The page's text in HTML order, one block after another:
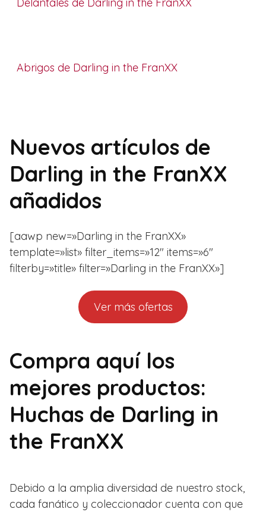
Abrigos de Darling in the FranXX
Nuevos artículos de
Darling in the FranXX
añadidos
[aawp new=»Darling in the FranXX»
template=»list» filter_items=»12″ items=»6″
filterby=»title» filter=»Darling in the FranXX»]
Ver más ofertas
Compra aquí los
mejores productos:
Huchas de Darling in
the FranXX
Debido a la amplia diversidad de nuestro stock,
cada fanático y coleccionador cuenta con que